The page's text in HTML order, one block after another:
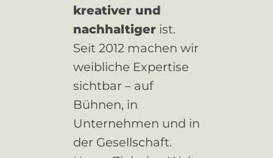
kreativer und
nachhaltiger ist.
Seit 2012 machen wir
weibliche Expertise
sichtbar – auf
Bühnen, in
Unternehmen und in
der Gesellschaft.